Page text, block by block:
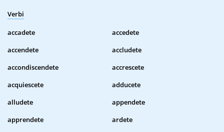
Verbi
accadete
accedete
accendete
accludete
accondiscendete
accrescete
acquiescete
adducete
alludete
appendete
apprendete
ardete